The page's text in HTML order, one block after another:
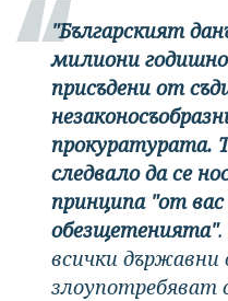
"Българският
милиони
присъдени от
прокуратурата.
следвало да се
принципа "от
обезщетенията"
всички държавни
злоупотребяват